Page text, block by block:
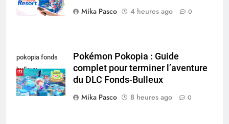
Mika Pasco
4 heures ago 0
pokopia fonds
bulleux
Pokémon Pokopia : Guide
complet pour terminer l’aventure
du DLC Fonds-Bulleux
Mika Pasco
8 heures ago 0